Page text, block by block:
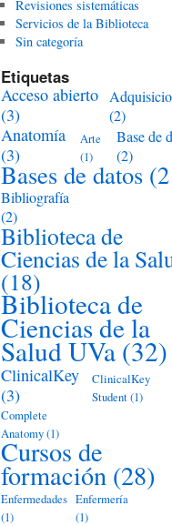
Revisiones sistemáticas
Servicios de la Biblioteca
Sin categoría
Etiquetas
Acceso abierto
(3)
(2)
Anatomía
(3)
Arte
(1)
Base de
(2)
Bases de datos
Bibliografía
(2)
Biblioteca de
Ciencias de la
(18)
Biblioteca de
Ciencias de la
Salud UVa (32)
ClinicalKey
(3)
ClinicalKey
Student(1)
Complete
Anatomy(1)
Cursos de
formación (28)
Enfermedades
(1)
Enfermería
(1)